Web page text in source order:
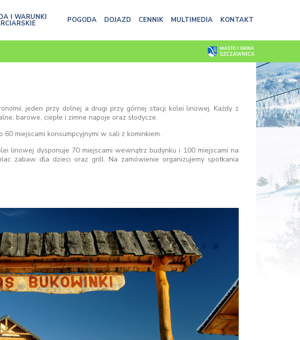
I WARUNKI POGODA DOJAZD CENNIK MULTIMEDIA KONTAKT
jeden przy dolnej a drugi przy górnej stacji kolei linowej. Każdy z
barowe, ciepłe i zimne napoje oraz słodycze.
miejscami konsumpcyjnymi w sali z kominkiem.
linowej dysponuje 70 miejscami wewnątrz budynku i 100 miejscami na
zabaw dla dzieci oraz grill. Na zamówienie organizujemy spotkania